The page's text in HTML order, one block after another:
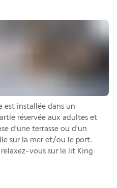
est installée dans un
réservée aux adultes et
d'une terrasse ou d'un
sur la mer et/ou le port.
vous sur le lit King